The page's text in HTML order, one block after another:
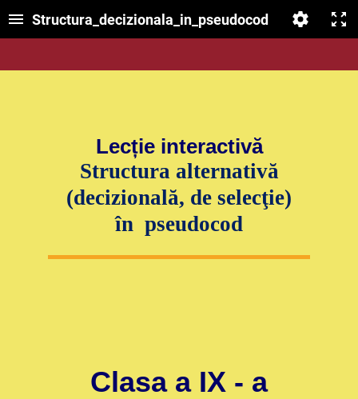
Structura_decizionala_in_pseudocod
Lecție interactivă
Structura alternativă
(decizională, de selecţie)
în pseudocod
Clasa a IX - a